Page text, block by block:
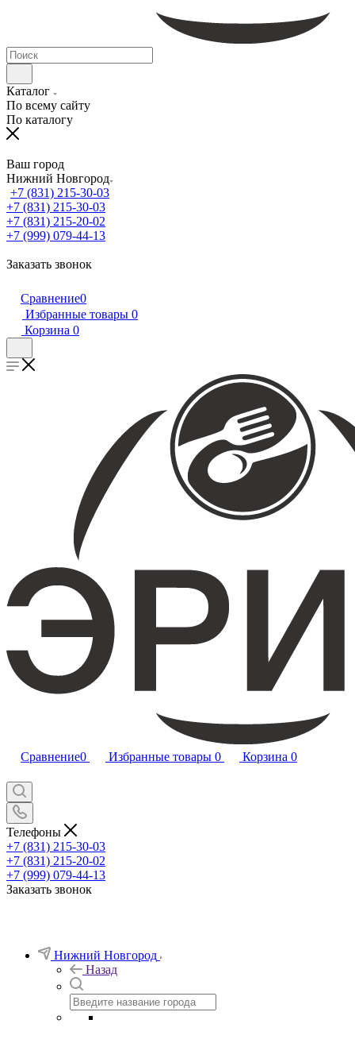
Каталог
По всему сайту
По каталогу
Ваш город
Нижний Новгород
+7 (831) 215-30-03
+7 (831) 215-30-03
+7 (831) 215-20-02
+7 (999) 079-44-13
Заказать звонок
Сравнение0
Избранные товары 0
Корзина 0
Сравнение0 Избранные товары 0 Корзина 0
Телефоны
+7 (831) 215-30-03
+7 (831) 215-20-02
+7 (999) 079-44-13
Заказать звонок
Нижний Новгород
Назад